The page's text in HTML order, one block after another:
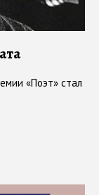
«Поэт» стал